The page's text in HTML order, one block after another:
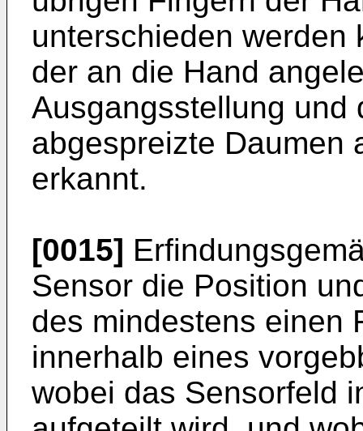
unterschieden werden
der an die Hand
Ausgangsstellung und
abgespreizte Daumen
erkannt.
[0015]
Sensor die Position
des mindestens einen
innerhalb eines
wobei das Sensorfeld